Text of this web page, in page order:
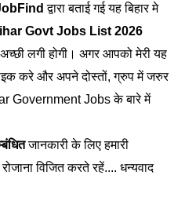
द्वारा बताई गई यह बिहार मे
Govt Jobs List 2026
लगी होगी। अगर आपको मेरी यह
करे और अपने दोस्तों, ग्रुप में जरुर
Government Jobs के बारे में
जानकारी के लिए हमारी
विजित करते रहें.... धन्यवाद